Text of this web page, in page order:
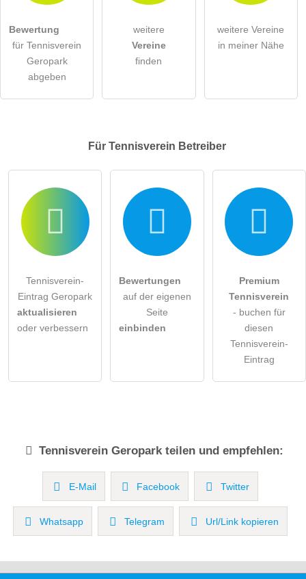
Bewertung
für Tennisverein
Geropark
abgeben
weitere
Vereine
finden
weitere Vereine
in meiner Nähe
Für Tennisverein Betreiber
Tennisverein-
Eintrag Geropark
aktualisieren
oder verbessern
Bewertungen
auf der eigenen
Seite
einbinden
Premium
Tennisverein
- buchen für
diesen
Tennisverein-
Eintrag
Tennisverein Geroparkteilen und empfehlen:
E-Mail Facebook Twitter
Whatsapp Telegram Url/Link kopieren